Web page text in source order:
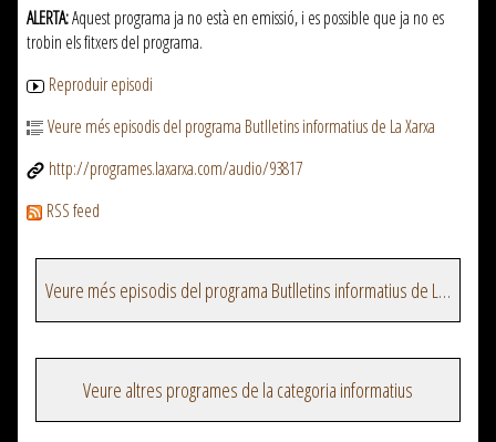
ALERTA:Aquest programa ja no està en emissió, i es possible que ja no es
trobin els fitxers del programa.
Reproduir episodi
Veure més episodis del programa Butlletins informatius de La Xarxa
http://programes.laxarxa.com/audio/93817
RSS feed
Veure més episodis del programa Butlletins informatius de La Xarxa
Veure altres programes de la categoria informatius